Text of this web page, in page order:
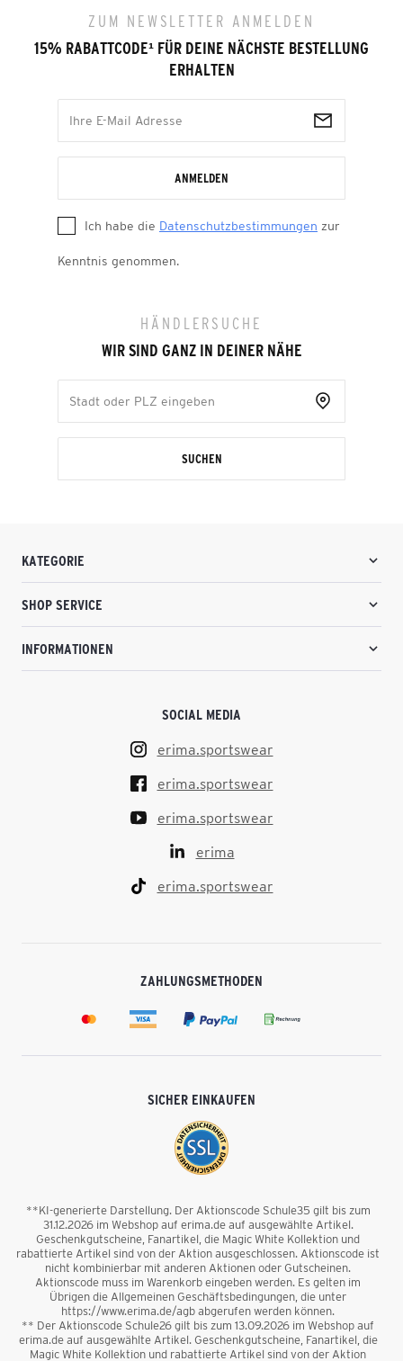
ZUM NEWSLETTER ANMELDEN
15% RABATTCODE¹ FÜR DEINE NÄCHSTE BESTELLUNG
ERHALTEN
ANMELDEN
Ich habe die Datenschutzbestimmungen zur
Kenntnis genommen.
HÄNDLERSUCHE
WIR SIND GANZ IN DEINER NÄHE
SUCHEN
KATEGORIE
SHOP SERVICE
INFORMATIONEN
SOCIAL MEDIA
erima.sportswear
erima.sportswear
erima.sportswear
erima
erima.sportswear
ZAHLUNGSMETHODEN
SICHER EINKAUFEN
**KI-generierte Darstellung. Der Aktionscode Schule35 gilt bis zum
31.12.2026 im Webshop auf erima.de auf ausgewählte Artikel.
Geschenkgutscheine, Fanartikel, die Magic White Kollektion und
rabattierte Artikel sind von der Aktion ausgeschlossen. Aktionscode ist
nicht kombinierbar mit anderen Aktionen oder Gutscheinen.
Aktionscode muss im Warenkorb eingeben werden. Es gelten im
Übrigen die Allgemeinen Geschäftsbedingungen, die unter
https://www.erima.de/agb abgerufen werden können.
** Der Aktionscode Schule26 gilt bis zum 13.09.2026 im Webshop auf
erima.de auf ausgewählte Artikel. Geschenkgutscheine, Fanartikel, die
Magic White Kollektion und rabattierte Artikel sind von der Aktion